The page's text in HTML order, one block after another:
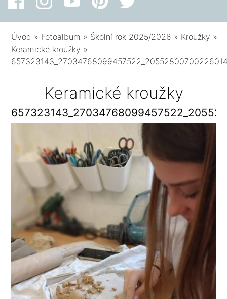
Úvod » Fotoalbum » Školní rok 2025/2026 » Kroužky »
Keramické kroužky »
Keramické kroužky